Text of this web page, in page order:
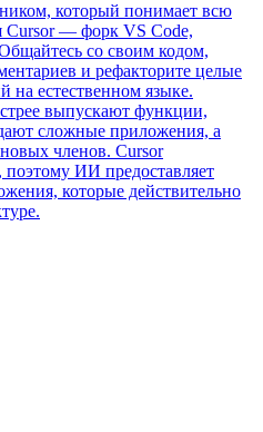
который понимает всю
Cursor — форк VS Code,
со своим кодом,
и рефакторите целые
естественном языке.
выпускают функции,
сложные приложения, а
членов. Cursor
поэтому ИИ предоставляет
которые действительно